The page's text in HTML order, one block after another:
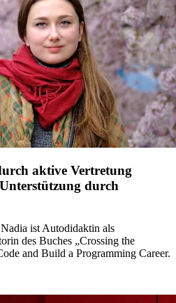
aktive Vertretung
durch
ist Autodidaktin als
des Buches „Crossing the
and Build a Programming Career.